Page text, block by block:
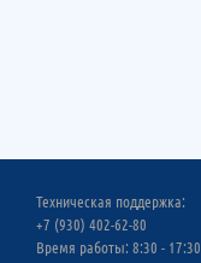
Техническая поддержка:
+7 (930) 402-62-80
Время работы: 8:30 - 17:30